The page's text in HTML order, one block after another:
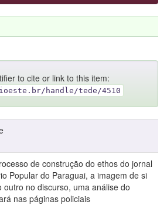
to cite or link to this item:
handle/tede/4510
de construção do ethos do jornal
Popular do Paraguai, a imagem de si
outro no discurso, uma análise do
nas páginas policiais